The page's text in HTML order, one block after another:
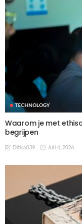
TECHNOLOGY
Waarom je met
begrijpen
Ditka039 Juli 4, 2026